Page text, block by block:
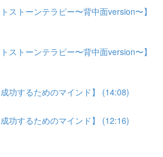
ストーンテラピー〜背中面version〜】
ストーンテラピー〜背中面version〜】
功するためのマインド】 (14:08)
功するためのマインド】 (12:16)